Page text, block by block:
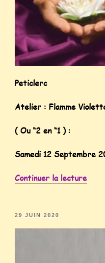
Peticlerc
Atelier : Flamme
( Ou “2 en “1 ) :
Samedi 12 Septembre
Continuer la lecture
29 JUIN 2020